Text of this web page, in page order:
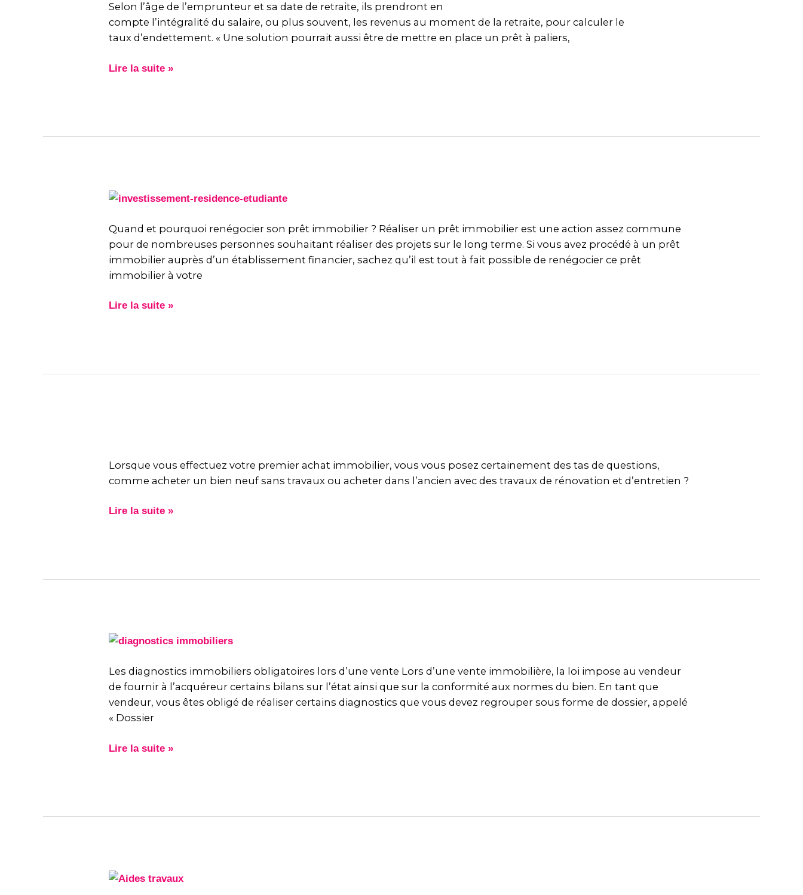
Selon l’âge de l’emprunteur et sa date de retraite, ils prendront en
compte l’intégralité du salaire, ou plus souvent, les revenus au moment de la retraite, pour calculer le
taux d’endettement. « Une solution pourrait aussi être de mettre en place un prêt à paliers,
Lire la suite »
Quand et pourquoi renégocier son prêt immobilier ? Réaliser un prêt immobilier est une action assez commune
pour de nombreuses personnes souhaitant réaliser des projets sur le long terme. Si vous avez procédé à un prêt
immobilier auprès d’un établissement financier, sachez qu’il est tout à fait possible de renégocier ce prêt
immobilier à votre
Quand
pourquoi
renégocier
son
prêt
?
Lire la suite »
Lorsque vous effectuez votre premier achat immobilier, vous vous posez certainement des tas de questions,
comme acheter un bien neuf sans travaux ou acheter dans l’ancien avec des travaux de rénovation et d’entretien ?
intéressant
d’avoir
à
Lire la suite »
Les diagnostics immobiliers obligatoires lors d’une vente Lors d’une vente immobilière, la loi impose au vendeur
de fournir à l’acquéreur certains bilans sur l’état ainsi que sur la conformité aux normes du bien. En tant que
vendeur, vous êtes obligé de réaliser certains diagnostics que vous devez regrouper sous forme de dossier, appelé
« Dossier
Les
immobiliers
obligatoires
lors
d’une
Lire la suite »
Quelles